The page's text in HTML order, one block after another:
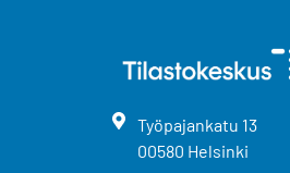
Työpajankatu 13
00580 Helsinki